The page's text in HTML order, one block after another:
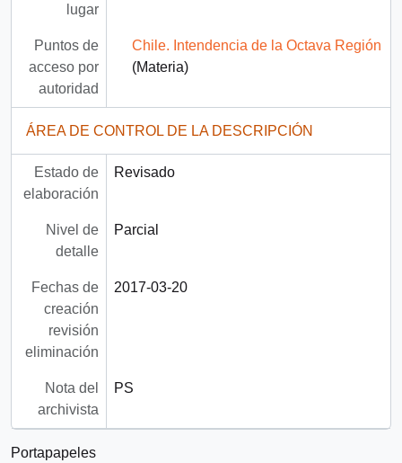
lugar
Puntos de
acceso por
autoridad
Chile. Intendencia de la Octava Región
(Materia)
ÁREA DE CONTROL DE LA DESCRIPCIÓN
Estado de
elaboración
Revisado
Nivel de
detalle
Parcial
Fechas de
creación
revisión
eliminación
2017-03-20
Nota del
archivista
PS
Portapapeles